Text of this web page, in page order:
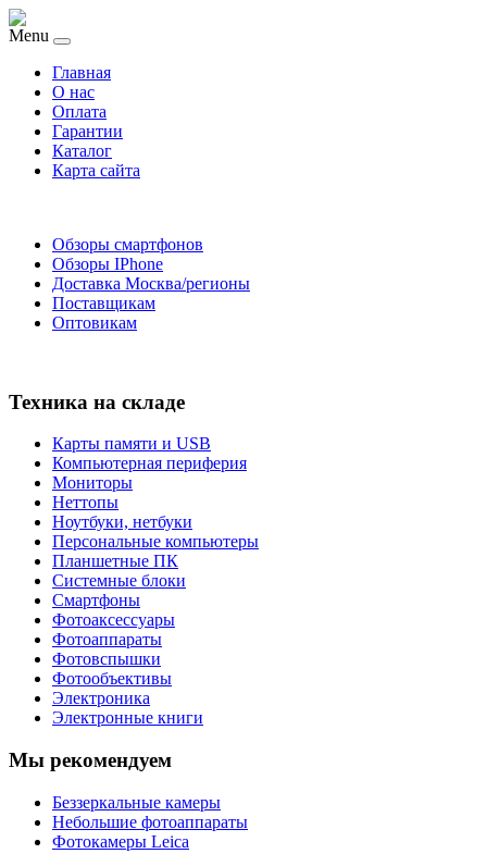
Menu
Главная
O нас
Оплата
Гарантии
Каталог
Карта сайта
Обзоры смартфонов
Обзоры IPhone
Доставка Москва/регионы
Поставщикам
Оптовикам
Техника на складе
Карты памяти и USB
Компьютерная периферия
Мониторы
Неттопы
Ноутбуки, нетбуки
Персональные компьютеры
Планшетные ПК
Системные блоки
Смартфоны
Фотоаксессуары
Фотоаппараты
Фотовспышки
Фотообъективы
Электроника
Электронные книги
Мы рекомендуем
Беззеркальные камеры
Небольшие фотоаппараты
Фотокамеры Leica